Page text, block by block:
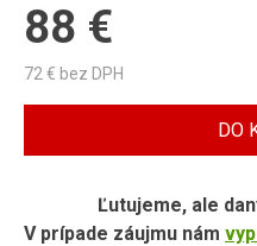
88 €
72 € bez DPH
DO
Ľutujeme, ale
V prípade záujmu nám